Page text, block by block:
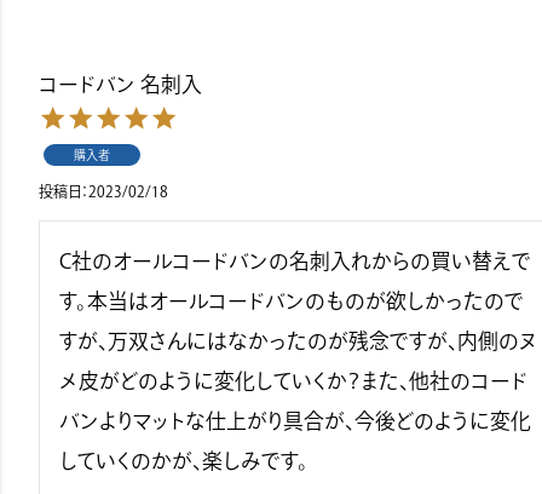
コードバン 名刺入
購入者
投稿日 2023/02/18
C社のオールコードバンの名刺入れからの買い替えで
す。本当はオールコードバンのものが欲しかったので
すが､万双さんにはなかったのが残念ですが､内側のヌ
メ皮がどのように変化していくか？また､他社のコード
バンよりマットな仕上がり具合が､今後どのように変化
していくのかが､楽しみです。